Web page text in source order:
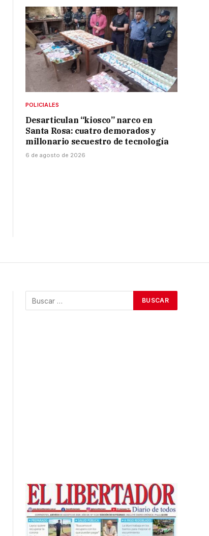
POLICIALES
Desarticulan “kiosco” narco en
Santa Rosa: cuatro demorados y
millonario secuestro de tecnología
6 de agosto de 2026